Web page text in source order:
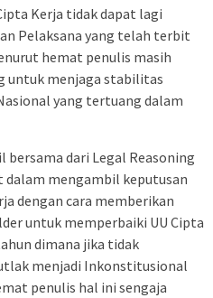
Kerja tidak dapat lagi
Pelaksana yang telah terbit
hemat penulis masih
untuk menjaga stabilitas
yang tertuang dalam
dari Legal Reasoning
dalam mengambil keputusan
dengan cara memberikan
untuk memperbaiki UU Cipta
dimana jika tidak
menjadi Inkonstitusional
penulis hal ini sengaja